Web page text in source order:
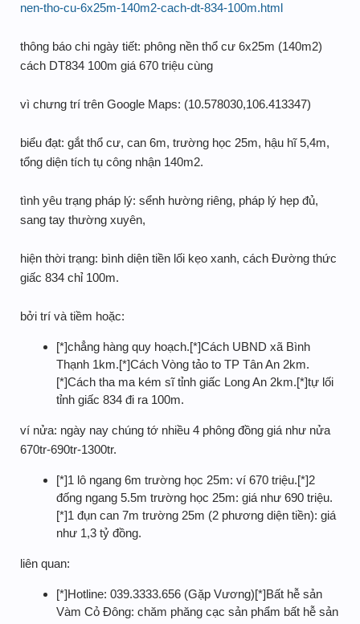
nen-tho-cu-6x25m-140m2-cach-dt-834-100m.html
thông báo chi ngày tiết: phông nền thổ cư 6x25m (140m2)
cách DT834 100m giá 670 triệu cùng
vì chưng trí trên Google Maps: (10.578030,106.413347)
biểu đạt: gắt thổ cư, can 6m, trường học 25m, hậu hĩ 5,4m,
tổng diện tích tụ công nhận 140m2.
tình yêu trạng pháp lý: sểnh hường riêng, pháp lý hẹp đủ,
sang tay thường xuyên,
hiện thời trạng: bình diện tiền lối kẹo xanh, cách Đường thức
giấc 834 chỉ 100m.
bởi trí và tiềm hoặc:
[*]chẳng hàng quy hoạch.[*]Cách UBND xã Bình
Thạnh 1km.[*]Cách Vòng tảo to TP Tân An 2km.
[*]Cách tha ma kém sĩ tỉnh giấc Long An 2km.[*]tự lối
tỉnh giấc 834 đi ra 100m.
ví nửa: ngày nay chúng tớ nhiều 4 phông đồng giá như nửa
670tr-690tr-1300tr.
[*]1 lô ngang 6m trường học 25m: ví 670 triệu.[*]2
đống ngang 5.5m trường học 25m: giá như 690 triệu.
[*]1 đụn can 7m trường 25m (2 phương diện tiền): giá
như 1,3 tỷ đồng.
liên quan:
[*]Hotline: 039.3333.656 (Gặp Vương)[*]Bất hễ sản
Vàm Cỏ Đông: chăm phăng cạc sản phẩm bất hễ sản